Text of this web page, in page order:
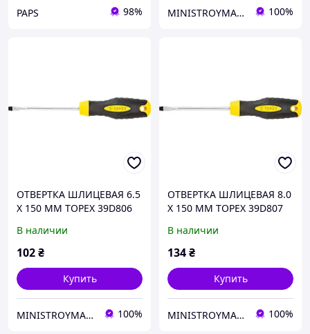
PAPS 98% MINISTROYMARKET 100%
ОТВЕРТКА ШЛИЦЕВАЯ 6.5
X 150 ММ TOPEX 39D806
В наличии
102₴
Купить
MINISTROYMARKET 100%
ОТВЕРТКА ШЛИЦЕВАЯ 8.0
X 150 ММ TOPEX 39D807
В наличии
134₴
Купить
MINISTROYMARKET 100%